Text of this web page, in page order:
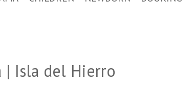
| Isla del Hierro